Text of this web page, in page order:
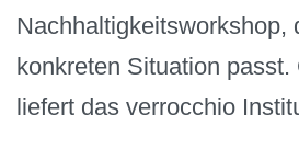
Nachhaltigkeitsworkshop,
konkreten Situation passt.
liefert das verrocchio